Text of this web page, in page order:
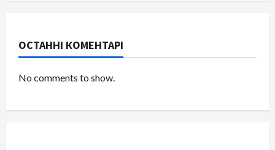
ОСТАННІ КОМЕНТАРІ
No comments to show.